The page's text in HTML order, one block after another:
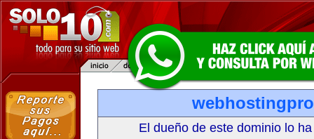
El dueño de este dominio lo